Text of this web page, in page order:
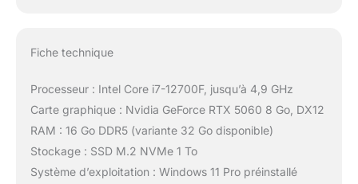
Fiche technique
Processeur : Intel Core i7-12700F, jusqu’à 4,9 GHz
Carte graphique : Nvidia GeForce RTX 5060 8 Go, DX12
RAM : 16 Go DDR5 (variante 32 Go disponible)
Stockage : SSD M.2 NVMe 1 To
Système d’exploitation : Windows 11 Pro préinstallé